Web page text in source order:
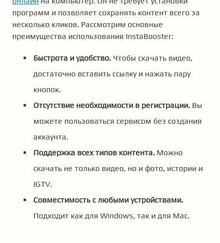
программ и позволяет сохранять контент всего за
несколько кликов. Рассмотрим основные
преимущества использования InstaBooster:
Быстрота и удобство. Чтобы скачать видео,
достаточно вставить ссылку и нажать пару
кнопок.
Отсутствие необходимости в регистрации. Вы
можете пользоваться сервисом без создания
аккаунта.
Поддержка всех типов контента. Можно
скачать не только видео, но и фото, истории и
IGTV.
Совместимость с любыми устройствами.
Подходит как для Windows, так и для Mac.